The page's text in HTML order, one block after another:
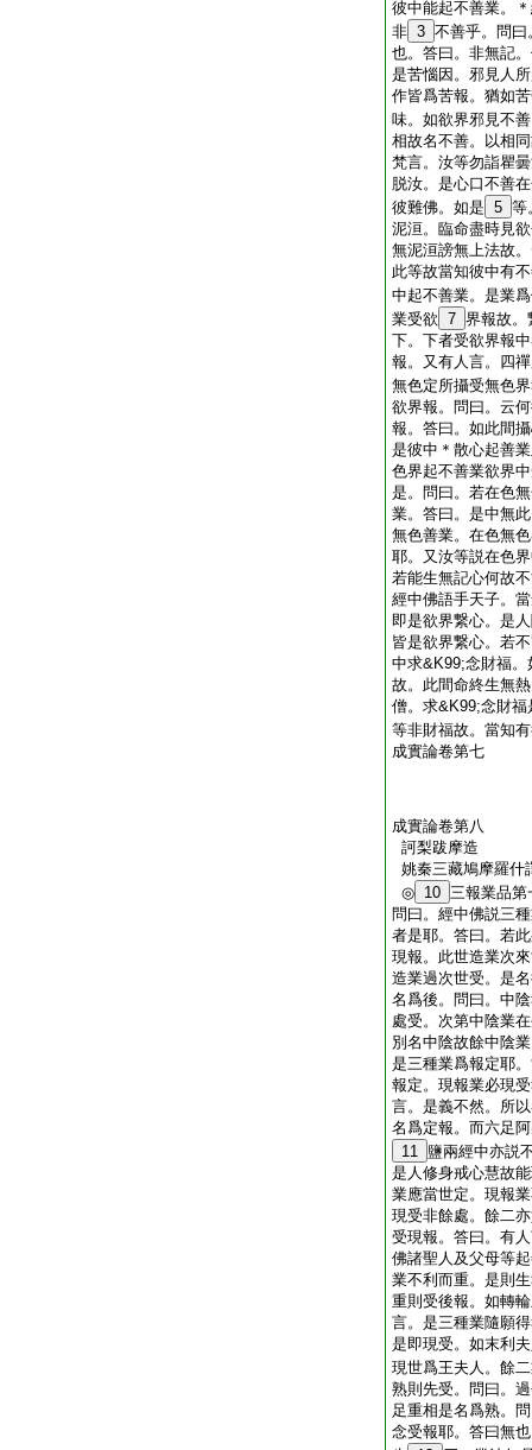
彼中能起不善業。
非 3 不善乎。問曰
也。答曰。非無記
是苦惱因。邪見人
作皆爲苦報。猶如
味。如欲界邪見不
相故名不善。以相
梵言。汝等勿詣瞿
脱汝。是心口不善
彼難佛。如是 5 等
泥洹。臨命盡時見
無泥洹謗無上法故
此等故當知彼中有
中起不善業。是業
業受欲 7 界報故。
下。下者受欲界報
報。又有人言。四
無色定所攝受無色
欲界報。問曰。云
報。答曰。如此間
是彼中＊散心起善
色界起不善業欲界
是。問曰。若在色
業。答曰。是中無
無色善業。在色無
耶。又汝等説在色
若能生無記心何故
經中佛語手天子。
即是欲界繋心。是
皆是欲界繋心。若
中求&K99;念財福
故。此間命終生無
僧。求&K99;念財
等非財福故。當知
成實論卷第七
成實論卷第八
訶梨跋摩造
姚秦三藏鳩摩羅什
◎ 10 三報業品第
問曰。經中佛説三
者是耶。答曰。若
現報。此世造業次
造業過次世受。是
名爲後。問曰。中
處受。次第中陰業
別名中陰故餘中陰
是三種業爲報定耶
報定。現報業必現
言。是義不然。所
名爲定報。而六足
11 鹽兩經中亦説
是人修身戒心慧故
業應當世定。現報
現受非餘處。餘二
受現報。答曰。有
佛諸聖人及父母等
業不利而重。是則
重則受後報。如轉
言。是三種業隨願
是即現受。如末利
現世爲王夫人。餘
熟則先受。問曰。
足重相是名爲熟。
念受報耶。答曰無